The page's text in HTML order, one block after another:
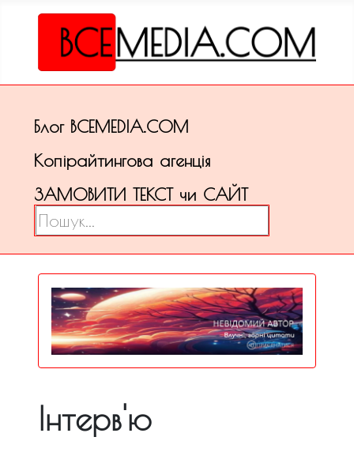
Блог ВСЕМЕDІА.COM
Копірайтингова агенція
ЗАМОВИТИ ТЕКСТ чи САЙТ
Пошук
Інтерв'ю